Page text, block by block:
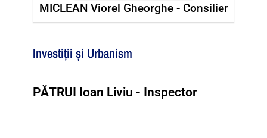
MICLEAN Viorel Gheorghe - Consilier
Investiții și Urbanism
PĂTRUI Ioan Liviu - Inspector